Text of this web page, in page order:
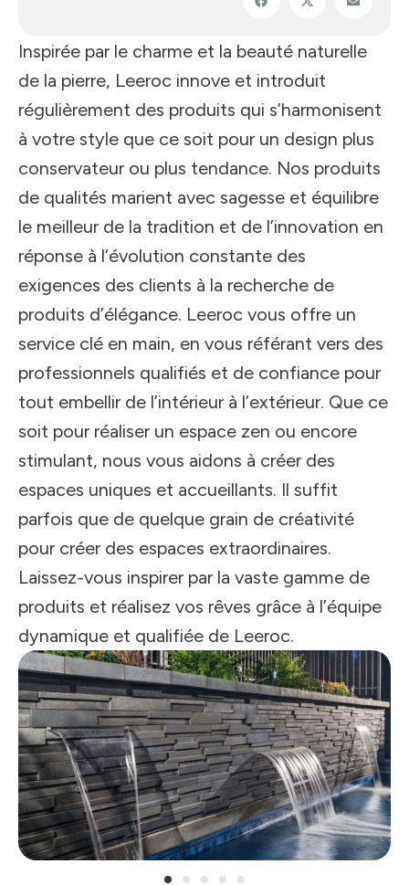
Inspirée par le charme et la beauté naturelle
de la pierre, Leeroc innove et introduit
régulièrement des produits qui s’harmonisent
à votre style que ce soit pour un design plus
conservateur ou plus tendance. Nos produits
de qualités marient avec sagesse et équilibre
le meilleur de la tradition et de l’innovation en
réponse à l’évolution constante des
exigences des clients à la recherche de
produits d’élégance. Leeroc vous offre un
service clé en main, en vous référant vers des
professionnels qualifiés et de confiance pour
tout embellir de l’intérieur à l’extérieur. Que ce
soit pour réaliser un espace zen ou encore
stimulant, nous vous aidons à créer des
espaces uniques et accueillants. Il suffit
parfois que de quelque grain de créativité
pour créer des espaces extraordinaires.
Laissez-vous inspirer par la vaste gamme de
produits et réalisez vos rêves grâce à l’équipe
dynamique et qualifiée de Leeroc.